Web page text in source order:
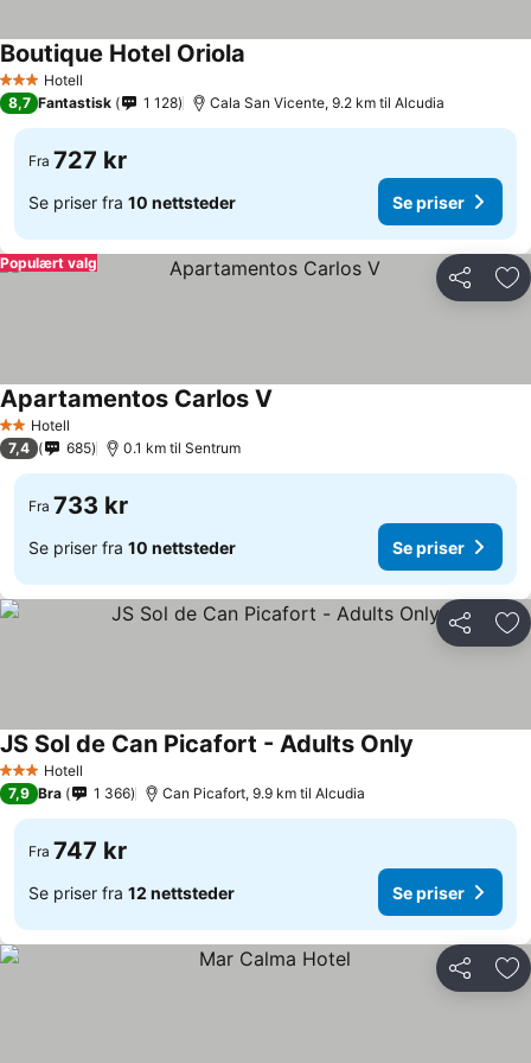
3 StjernerHotell
Boutique Hotel Oriola
8,7 Fantastisk 1 128 Cala San Vicente, 9.2 km til Alcudia
Fra 727 kr
Se priser fra 10 nettsteder Se priser
Del
Populært valg
2 Stjerner
Hotell
Apartamentos Carlos V
7,4 685 0.1 km til Sentrum
Fra 733 kr
Se priser fra 10 nettsteder Se priser
Del
3 StjernerHotell
JS Sol de Can Picafort - Adults Only
7,9 Bra 1 366 Can Picafort, 9.9 km til Alcudia
Fra 747 kr
Se priser fra 12 nettsteder Se priser
Del